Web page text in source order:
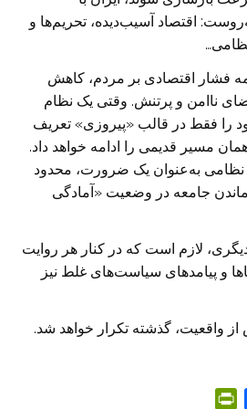
اقتصاد آسیب‌دیده، تحریم‌ها و
فشار اقتصادی بر مردم، کاهش
ناامن و پرتنش. وقتی یک نظام
فقط در قالب «پیروزی» تعریف
مسیر قدیمی را ادامه خواهد داد.
نظامی به‌عنوان یک ضرورت، محدود
جامعه در وضعیت «آمادگی
لازم است که در کنار هر روایت
و پیامدهای سیاست‌های غلط نیز
از واقعیت، گذشته تکرار خواهد شد.